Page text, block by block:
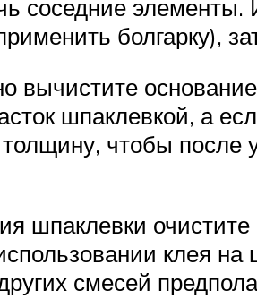
соседние
болгарку),
вычистите
шпаклевкой, а
чтобы после
шпаклевки очистите
клея
смесей